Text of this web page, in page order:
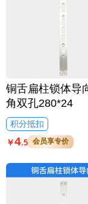
铜舌扁柱锁体导
角双孔280*24
积分抵扣
￥4.5 会员享专价